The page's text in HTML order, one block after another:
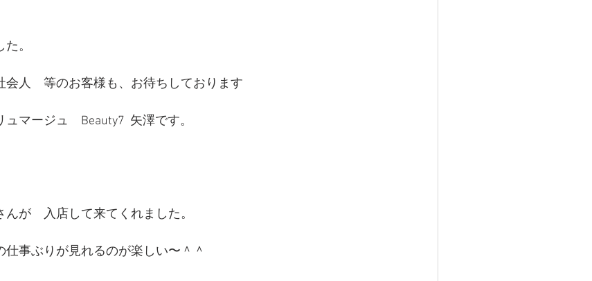
。
会人　等のお客様も、お待ちしております
マージュ　Beauty7  矢澤です。
が　入店して来てくれました。
事ぶりが見れるのが楽しい〜＾＾